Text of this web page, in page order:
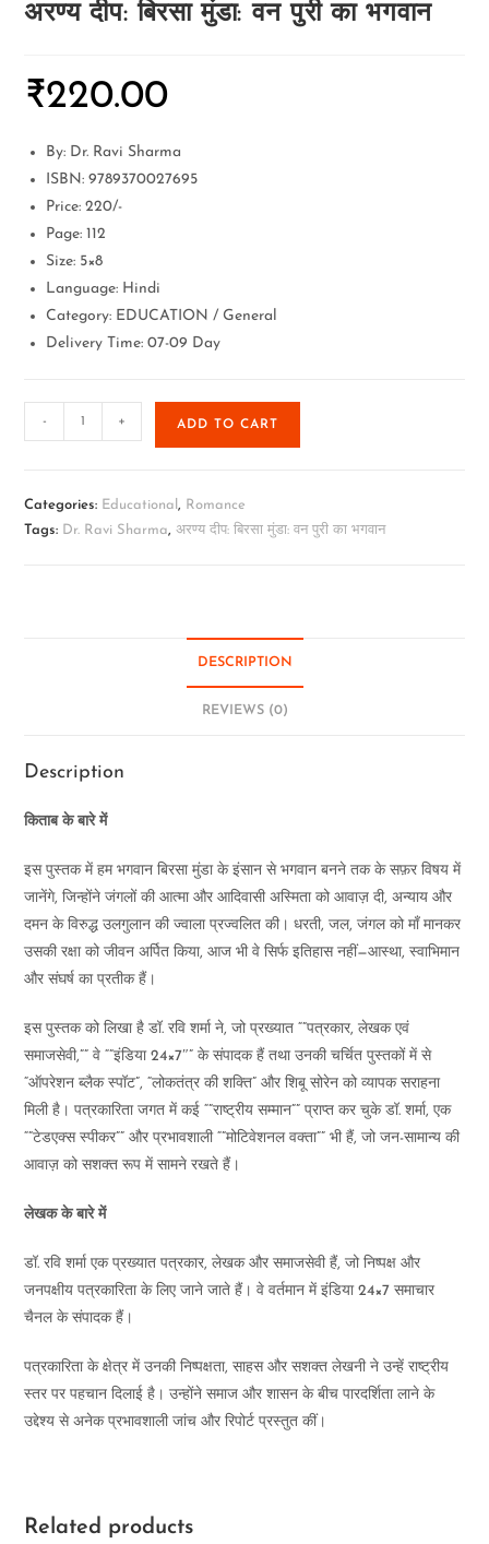
अरण्य दीप: बिरसा मुंडा: वन पुरी का भगवान
₹220.00
By: Dr. Ravi Sharma
ISBN: 9789370027695
Price: 220/-
Page: 112
Size: 5×8
Language: Hindi
Category: EDUCATION / General
Delivery Time: 07-09 Day
- + ADD TO CART
Categories: Educational, Romance
Tags: Dr. Ravi Sharma,अरण्य दीप: बिरसा मुंडा: वन पुरी का भगवान
DESCRIPTION
REVIEWS (0)
Description
किताब के बारे में
इस पुस्तक में हम भगवान बिरसा मुंडा के इंसान से भगवान बनने तक के सफ़र विषय में
जानेंगे, जिन्होंने जंगलों की आत्मा और आदिवासी अस्मिता को आवाज़ दी, अन्याय और
दमन के विरुद्ध उलगुलान की ज्वाला प्रज्वलित की। धरती, जल, जंगल को माँ मानकर
उसकी रक्षा को जीवन अर्पित किया, आज भी वे सिर्फ इतिहास नहीं—आस्था, स्वाभिमान
और संघर्ष का प्रतीक हैं।
इस पुस्तक को लिखा है डॉ. रवि शर्मा ने, जो प्रख्यात “”पत्रकार, लेखक एवं
समाजसेवी,”” वे “”इंडिया 24×7″” के संपादक हैं तथा उनकी चर्चित पुस्तकों में से
“ऑपरेशन ब्लैक स्पॉट”, “लोकतंत्र की शक्ति” और शिबू सोरेन को व्यापक सराहना
मिली है। पत्रकारिता जगत में कई “”राष्ट्रीय सम्मान”” प्राप्त कर चुके डॉ. शर्मा, एक
“”टेडएक्स स्पीकर”” और प्रभावशाली “”मोटिवेशनल वक्ता”” भी हैं, जो जन-सामान्य की
आवाज़ को सशक्त रूप में सामने रखते हैं।
लेखक के बारे में
डॉ. रवि शर्मा एक प्रख्यात पत्रकार, लेखक और समाजसेवी हैं, जो निष्पक्ष और
जनपक्षीय पत्रकारिता के लिए जाने जाते हैं। वे वर्तमान में इंडिया 24×7 समाचार
चैनल के संपादक हैं।
पत्रकारिता के क्षेत्र में उनकी निष्पक्षता, साहस और सशक्त लेखनी ने उन्हें राष्ट्रीय
स्तर पर पहचान दिलाई है। उन्होंने समाज और शासन के बीच पारदर्शिता लाने के
उद्देश्य से अनेक प्रभावशाली जांच और रिपोर्ट प्रस्तुत कीं।
Related products